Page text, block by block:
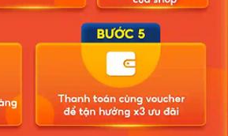
36 độ.
Related Posts